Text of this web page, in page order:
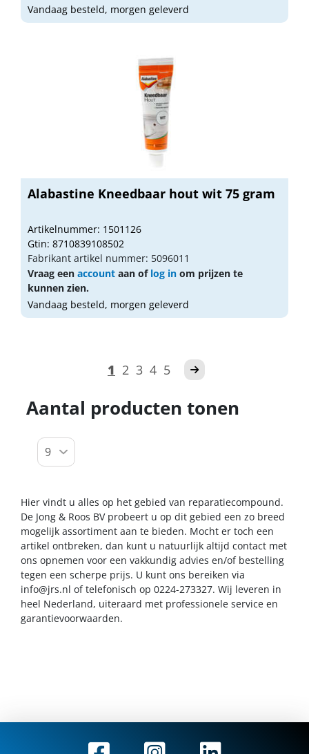
Vandaag besteld, morgen geleverd
Alabastine Kneedbaar hout wit 75 gram
Artikelnummer: 1501126
Gtin: 8710839108502
Fabrikant artikel nummer: 5096011
Vraag een account aan of log in om prijzen te
kunnen zien.
Vandaag besteld, morgen geleverd
1 2 3 4 5
Aantal producten tonen
Hier vindt u alles op het gebied van reparatiecompound.
De Jong & Roos BV probeert u op dit gebied een zo breed
mogelijk assortiment aan te bieden. Mocht er toch een
artikel ontbreken, dan kunt u natuurlijk altijd contact met
ons opnemen voor een vakkundig advies en/of bestelling
tegen een scherpe prijs. U kunt ons bereiken via
info@jrs.nl of telefonisch op 0224-273327. Wij leveren in
heel Nederland, uiteraard met professionele service en
garantievoorwaarden.